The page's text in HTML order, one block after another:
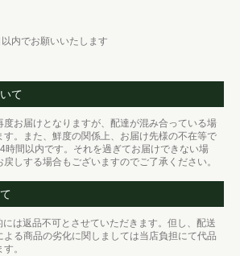
内でお願いいたします
て
お届けとなりますが、配達が混み合っている場
。また、鮮度の関係上、お届け先様の不在等で
時間以内です。それを過ぎてお届けできない場
しする場合もございますのでご了承ください。
は返品不可とさせていただきます。但し、配送
る商品の劣化に関しましては当店負担にて代品
。